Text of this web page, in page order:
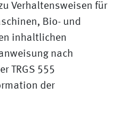
Verhaltensweisen für
Bio- und
inhaltlichen
nach
TRGS 555
der